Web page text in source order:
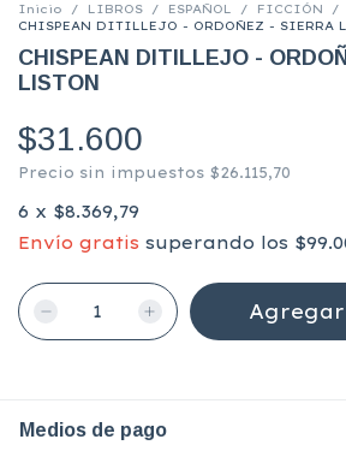
Inicio / LIBROS / ESPAÑOL / FICCIÓN /
CHISPEAN DITILLEJO - ORDOÑEZ - SIERRA
CHISPEAN DITILLEJO -
LISTON
$31.600
Precio sin impuestos $26.115,70
6 x $8.369,79
Envío gratis superando los
Medios de pago